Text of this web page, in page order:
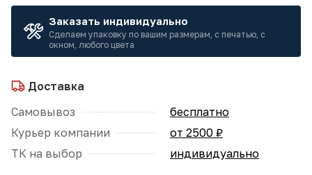
Заказать индивидуально
Сделаем упаковку по вашим размерам, с печатью, с
окном, любого цвета
Доставка
Самовывоз
бесплатно
Курьер компании
от 2500 ₽
ТК на выбор
индивидуально